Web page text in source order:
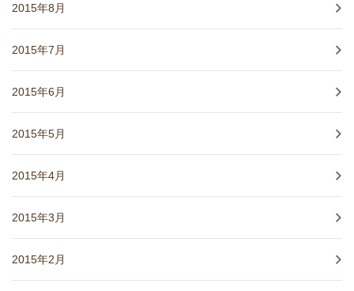
2015年8月
2015年7月
2015年6月
2015年5月
2015年4月
2015年3月
2015年2月